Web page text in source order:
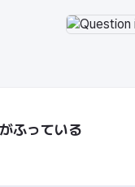
ふっている